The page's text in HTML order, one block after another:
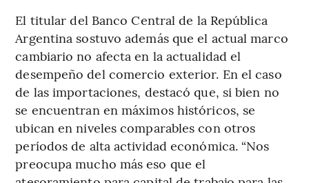
El titular del Banco Central de la República
Argentina sostuvo además que el actual marco
cambiario no afecta en la actualidad el
desempeño del comercio exterior. En el caso
de las importaciones, destacó que, si bien no
se encuentran en máximos históricos, se
ubican en niveles comparables con otros
períodos de alta actividad económica. “Nos
preocupa mucho más eso que el